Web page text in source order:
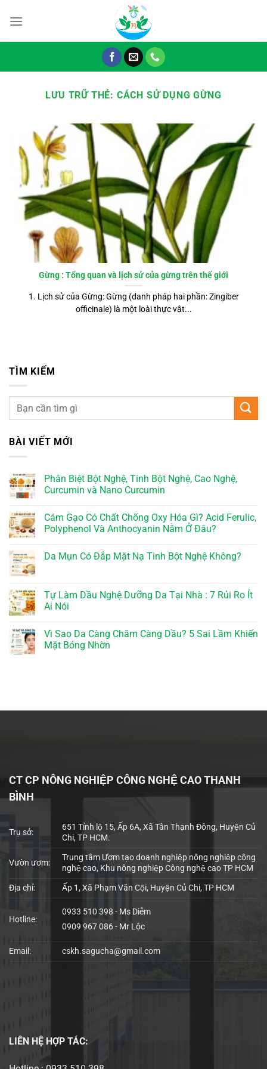
đến
LƯU TRỮ THẺ: CÁCH SỬ DỤNG GỪNG
Gừng : Tổng quan và lịch sử của gừng trên thế giới
1. Lịch sử của Gừng: Gừng (danh pháp hai phần: Zingiber
officinale) là một loài thực vật...
TÌM KIẾM
BÀI VIẾT MỚI
Phân Biệt Bột Nghệ, Tinh Bột Nghệ, Cao Nghệ,
Curcumin và Nano Curcumin
Cám Gạo Có Chất Chống Oxy Hóa Gì? Acid Ferulic,
Polyphenol Và Anthocyanin Nằm Ở Đâu?
Da Mụn Có Đắp Mặt Nạ Tinh Bột Nghệ Không?
Tự Làm Dầu Nghệ Dưỡng Da Tại Nhà : 7 Rủi Ro Ít
Ai Nói
Vì Sao Da Càng Chăm Càng Dầu? 5 Sai Lầm Khiến
Mặt Bóng Nhờn
CT CP NÔNG NGHIỆP CÔNG NGHỆ CAO THANH
BÌNH
Trụ sở:
651 Tỉnh lộ 15, Ấp 6A, Xã Tân Thạnh Đông, Huyện Củ
Chi, TP HCM.
Vườn ươm:
Trung tâm Ươm tạo doanh nghiệp nông nghiệp công
nghệ cao, Khu nông nghiệp Công nghệ cao TP HCM
Địa chỉ: Ấp 1, Xã Phạm Văn Cội, Huyện Củ Chi, TP HCM
Hotline:
0933 510 398 - Ms Diễm
0909 967 086 - Mr Lộc
Email: cskh.sagucha@gmail.com
LIÊN HỆ HỢP TÁC: